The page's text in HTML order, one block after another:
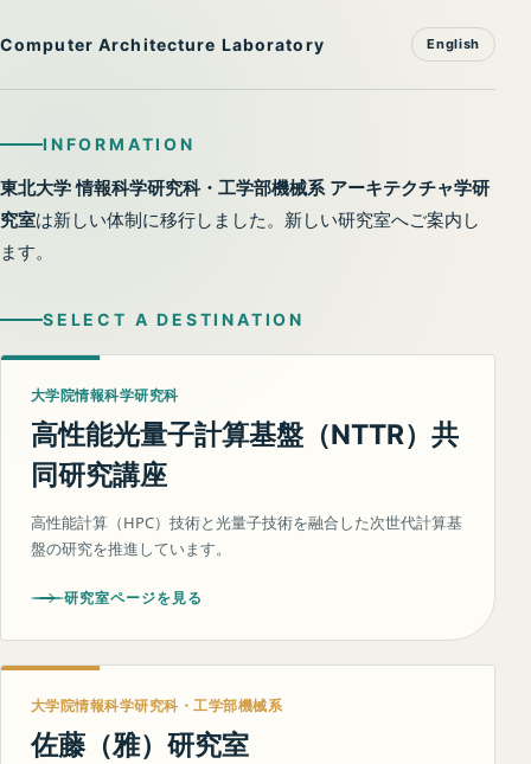
Computer Architecture Laboratory English
INFORMATION
東北大学 情報科学研究科・工学部機械系 アーキテクチャ学研
究室は新しい体制に移行しました。新しい研究室へご案内し
ます。
SELECT A DESTINATION
大学院情報科学研究科
高性能光量子計算基盤（NTTR）共
同研究講座
高性能計算（HPC）技術と光量子技術を融合した次世代計算基
盤の研究を推進しています。
研究室ページを見る
大学院情報科学研究科・工学部機械系
佐藤（雅）研究室